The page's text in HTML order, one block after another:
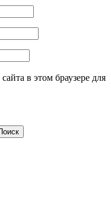
в этом браузере для